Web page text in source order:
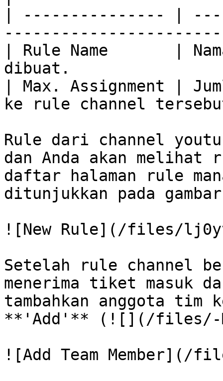
| --------------- |
| Rule Name       |
dibuat.
| Max. Assignment |
ke rule channel
Rule dari channel
dan Anda akan melihat
daftar halaman rule
ditunjukkan pada
![New Rule](/files/
Setelah rule channel
menerima tiket masuk
tambahkan anggota tim
**'Add'** (![](/files/-
![Add Team Member](/